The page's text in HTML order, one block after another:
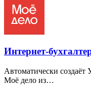
Интернет-
Автоматически
Моё дело из…